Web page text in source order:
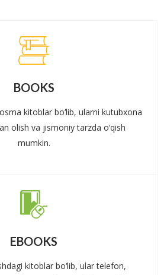
BOOKS
kitoblar bo‘lib, ularni kutubxona
olish va jismoniy tarzda o‘qish
mumkin.
EBOOKS
kitoblar bo‘lib, ular telefon,